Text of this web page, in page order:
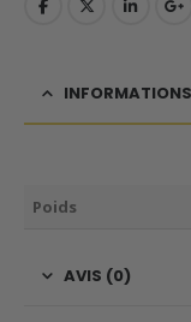
Poids
AVIS (0)